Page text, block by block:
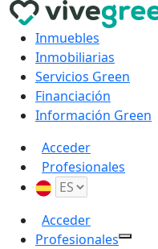
Inmuebles
Inmobiliarias
Servicios Green
Financiación
Información Green
Acceder
Profesionales
Acceder
Profesionales